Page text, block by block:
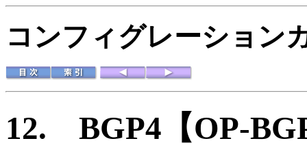
コンフィグレーション
12. BGP4 【OP-